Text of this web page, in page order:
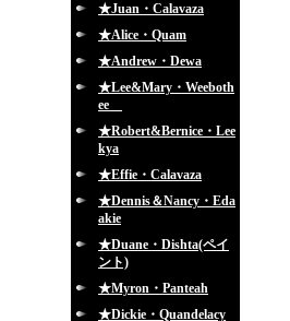
★Juan・Calavaza
★Alice・Quam
★Andrew・Dewa
★Lee&Mary・Weeboth
ee
★Robert&Bernice・Lee
kya
★Effie・Calavaza
★Dennis＆Nancy・Eda
akie
★Duane・Dishta(ペイ
ント)
★Myron・Panteah
★Dickie・Quandelacy